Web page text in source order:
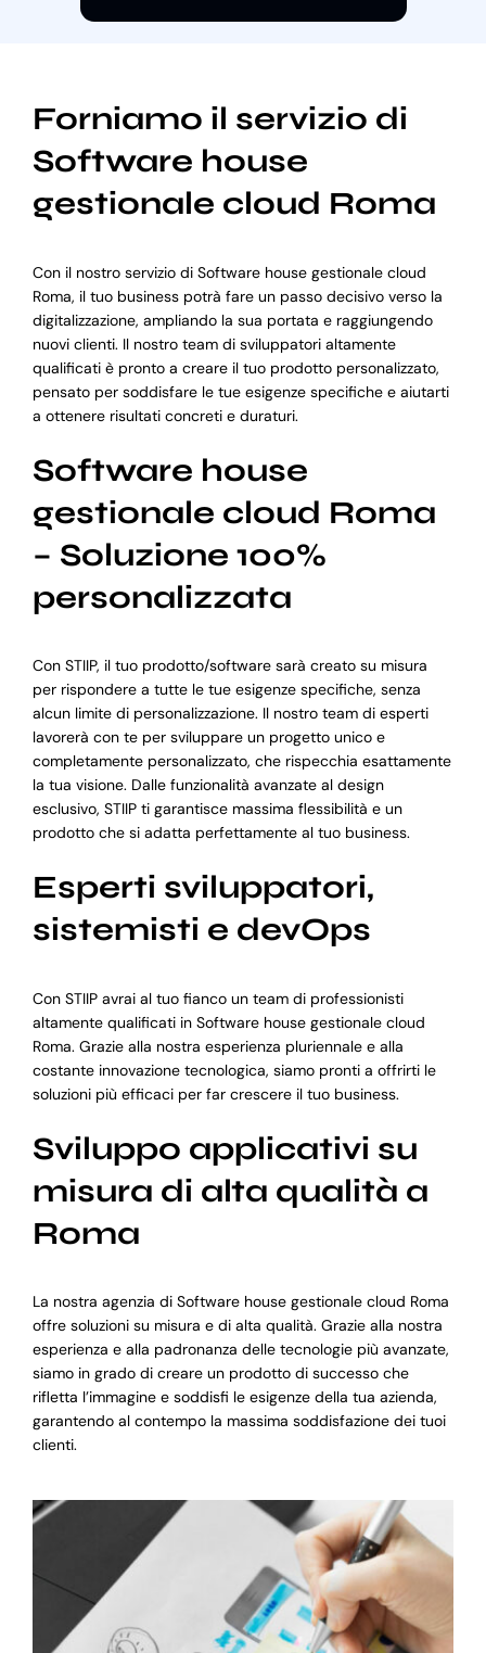
Forniamo il servizio di
Software house
gestionale cloud Roma
Con il nostro servizio di Software house gestionale cloud
Roma, il tuo business potrà fare un passo decisivo verso la
digitalizzazione, ampliando la sua portata e raggiungendo
nuovi clienti. Il nostro team di sviluppatori altamente
qualificati è pronto a creare il tuo prodotto personalizzato,
pensato per soddisfare le tue esigenze specifiche e aiutarti
a ottenere risultati concreti e duraturi.
Software house
gestionale cloud Roma
– Soluzione 100%
personalizzata
Con STIIP, il tuo prodotto/software sarà creato su misura
per rispondere a tutte le tue esigenze specifiche, senza
alcun limite di personalizzazione. Il nostro team di esperti
lavorerà con te per sviluppare un progetto unico e
completamente personalizzato, che rispecchia esattamente
la tua visione. Dalle funzionalità avanzate al design
esclusivo, STIIP ti garantisce massima flessibilità e un
prodotto che si adatta perfettamente al tuo business.
Esperti sviluppatori,
sistemisti e devOps
Con STIIP avrai al tuo fianco un team di professionisti
altamente qualificati in Software house gestionale cloud
Roma. Grazie alla nostra esperienza pluriennale e alla
costante innovazione tecnologica, siamo pronti a offrirti le
soluzioni più efficaci per far crescere il tuo business.
Sviluppo applicativi su
misura di alta qualità a
Roma
La nostra agenzia di Software house gestionale cloud Roma
offre soluzioni su misura e di alta qualità. Grazie alla nostra
esperienza e alla padronanza delle tecnologie più avanzate,
siamo in grado di creare un prodotto di successo che
rifletta l’immagine e soddisfi le esigenze della tua azienda,
garantendo al contempo la massima soddisfazione dei tuoi
clienti.